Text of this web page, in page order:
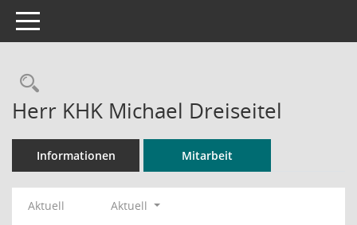
Toggle navigation
Rechercheauswahl
Herr KHK Michael Dreiseitel
Informationen Mitarbeit
Aktuell
Aktuell